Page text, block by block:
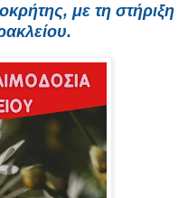
με τη στήριξη